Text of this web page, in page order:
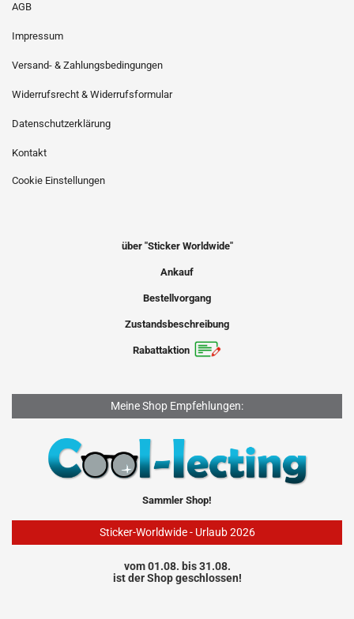
AGB
Impressum
Versand- & Zahlungsbedingungen
Widerrufsrecht & Widerrufsformular
Datenschutzerklärung
Kontakt
Cookie Einstellungen
über "Sticker Worldwide"
Ankauf
Bestellvorgang
Zustandsbeschreibung
Rabattaktion
Meine Shop Empfehlungen:
Sammler Shop!
Sticker-Worldwide - Urlaub 2026
vom 01.08. bis 31.08.
ist der Shop geschlossen!